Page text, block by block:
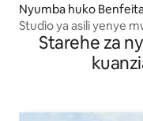
Nyumba huko
Studio ya asili yenye
Starehe za